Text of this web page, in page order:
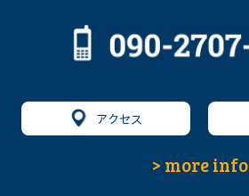
アクセス
> more info